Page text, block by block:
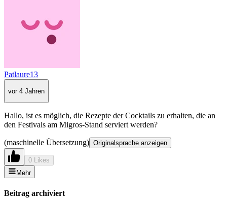
Patlaure13
vor 4 Jahren
Hallo, ist es möglich, die Rezepte der Cocktails zu erhalten, die an
den Festivals am Migros-Stand serviert werden?
(maschinelle Übersetzung) Originalsprache anzeigen
0 Likes
Mehr
Beitrag archiviert